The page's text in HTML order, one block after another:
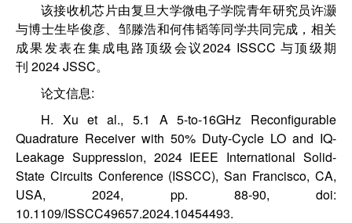
该接收机芯片由复旦大学微电子学院青年研究员许灏
与博士生毕俊彦、邹滕浩和何伟韬等同学共同完成，相关
成果发表在集成电路顶级会议2024 ISSCC 与顶级期
刊 2024 JSSC。
论文信息:
H. Xu et al., 5.1 A 5-to-16GHz Reconfigurable
Quadrature Receiver with 50% Duty-Cycle LO and IQ-
Leakage Suppression, 2024 IEEE International Solid-
State Circuits Conference (ISSCC), San Francisco, CA,
USA, 2024, pp. 88-90, doi:
10.1109/ISSCC49657.2024.10454493.